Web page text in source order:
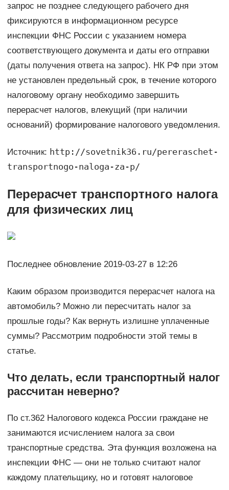
запрос не позднее следующего рабочего дня
фиксируются в информационном ресурсе
инспекции ФНС России с указанием номера
соответствующего документа и даты его отправки
(даты получения ответа на запрос). НК РФ при этом
не установлен предельный срок, в течение которого
налоговому органу необходимо завершить
перерасчет налогов, влекущий (при наличии
оснований) формирование налогового уведомления.
Источник: http://sovetnik36.ru/pereraschet-
transportnogo-naloga-za-p/
Перерасчет транспортного налога
для физических лиц
Последнее обновление 2019-03-27 в 12:26
Каким образом производится перерасчет налога на
автомобиль? Можно ли пересчитать налог за
прошлые годы? Как вернуть излишне уплаченные
суммы? Рассмотрим подробности этой темы в
статье.
Что делать, если транспортный налог
рассчитан неверно?
По ст.362 Налогового кодекса России граждане не
занимаются исчислением налога за свои
транспортные средства. Эта функция возложена на
инспекции ФНС — они не только считают налог
каждому плательщику, но и готовят налоговое